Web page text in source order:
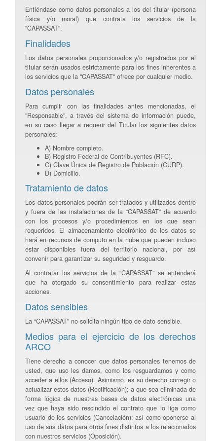
Entiéndase como datos personales a los del titular (persona
física y/o moral) que contrata los servicios de la
"CAPASSAT".
Finalidades
Los datos personales proporcionados y/o registrados por el
titular serán usados estrictamente para los fines inherentes a
los servicios que la "CAPASSAT" ofrece por cualquier medio.
Datos personales
Para cumplir con las finalidades antes mencionadas, el
"Responsable", a través del sistema de información puede,
en su caso llegar a requerir del Titular los siguientes datos
personales:
A) Nombre completo.
B) Registro Federal de Contribuyentes (RFC).
C) Clave Única de Registro de Población (CURP).
D) Domicilio.
Tratamiento de datos
Los datos personales podrán ser tratados y utilizados dentro
y fuera de las instalaciones de la “CAPASSAT” de acuerdo
con los procesos y/o procedimientos en los que sean
requeridos. El almacenamiento electrónico de los datos se
hará en recursos de computo en la nube que pueden incluso
estar disponibles fuera del territorio nacional, por así
convenir para garantizar su seguridad y resguardo.
Al contratar los servicios de la “CAPASSAT” se entenderá
que ha otorgado su consentimiento para realizar estas
acciones.
Datos sensibles
La “CAPASSAT” no solicita ningún tipo de dato sensible.
Medios para el ejercicio de los derechos
ARCO
Tiene derecho a conocer que datos personales tenemos de
usted, que uso les damos, como los resguardamos y como
acceder a ellos (Acceso). Asimismo, es su derecho corregir o
actualizar estos datos (Rectificación); a que sea eliminada de
forma lógica de nuestras bases de datos electrónicas una
vez que haya sido rescindido el contrato que lo liga como
usuario de los servicios (Cancelación); así como oponerse al
uso de sus datos para otros fines distintos a los relacionados
con nuestros servicios (Oposición).